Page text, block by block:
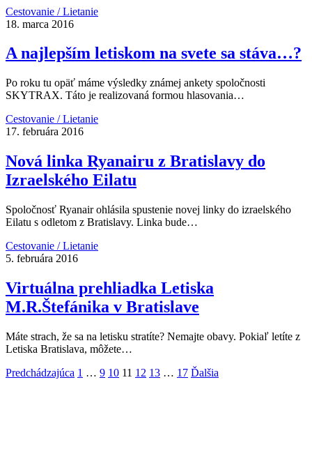
Cestovanie / Lietanie
18. marca 2016
A najlepším letiskom na svete sa stáva…?
Po roku tu opäť máme výsledky známej ankety spoločnosti
SKYTRAX. Táto je realizovaná formou hlasovania…
Cestovanie / Lietanie
17. februára 2016
Nová linka Ryanairu z Bratislavy do
Izraelského Eilatu
Spoločnosť Ryanair ohlásila spustenie novej linky do izraelského
Eilatu s odletom z Bratislavy. Linka bude…
Cestovanie / Lietanie
5. februára 2016
Virtuálna prehliadka Letiska
M.R.Štefánika v Bratislave
Máte strach, že sa na letisku stratíte? Nemajte obavy. Pokiaľ letíte z
Letiska Bratislava, môžete…
Predchádzajúca 1 … 9 10 11 12 13 … 17 Ďalšia